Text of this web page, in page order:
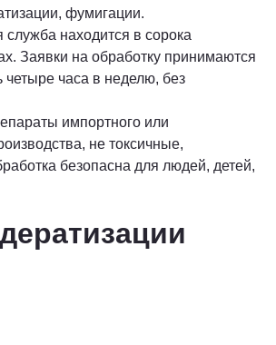
фумигации.
находится в сорока
Заявки на обработку принимаются
четыре часа в неделю, без
импортного или
не токсичные,
безопасна для людей, детей,